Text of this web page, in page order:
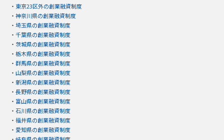
・ 東京23区外の創業融資制度
・ 神奈川県の創業融資制度
・ 埼玉県の創業融資制度
・ 千葉県の創業融資制度
・ 茨城県の創業融資制度
・ 栃木県の創業融資制度
・ 群馬県の創業融資制度
・ 山梨県の創業融資制度
・ 新潟県の創業融資制度
・ 長野県の創業融資制度
・ 富山県の創業融資制度
・ 石川県の創業融資制度
・ 福井県の創業融資制度
・ 愛知県の創業融資制度